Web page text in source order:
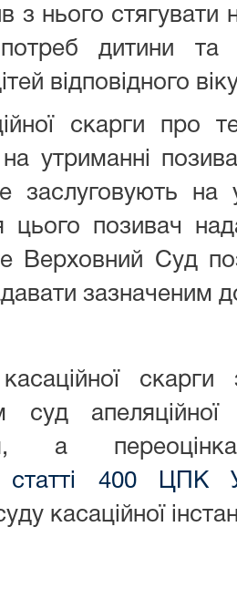
з нього
потреб дитини
відповідного
скарги про
утриманні
на
цього позивач
Верховний Суд
зазначеним
суд апеляційної
а
статті 400 ЦПК
касаційної